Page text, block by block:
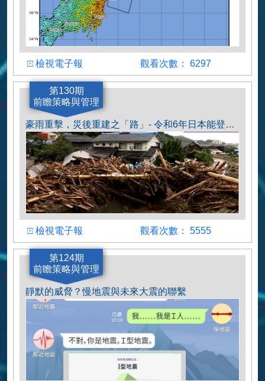
黃偉宸
檢視檢視電子報 觀看人數
觀看次數： 6297
第130期
前瞻策略與管理
陳俊廷
豪雨重擊，災後重建之「路」- 令和6年日本能登半島地震系列報導III
檢視檢視電子報 觀看人數
觀看次數： 5555
第124期
前瞻策略與管理
靜默的威脅？慢地震與未來大震的聯繫